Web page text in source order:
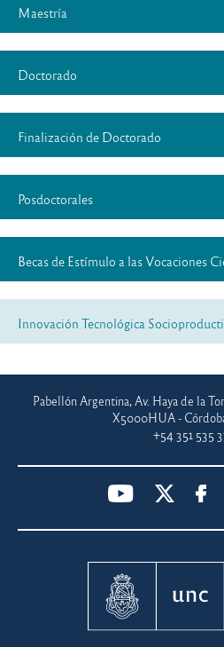
Maestría
Doctorado
Finalización de Doctorado
Posdoctorales
Becas de Estímulo a las Vocaciones
Innovación Tecnológica
Pabellón Argentina, Av. Haya de la
X5000HUA -
+54 351 535